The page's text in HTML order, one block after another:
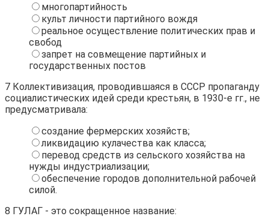
многопартийность
культ личности партийного вождя
реальное осуществление политических прав и
свобод
запрет на совмещение партийных и
государственных постов
7 Коллективизация, проводившаяся в СССР пропаганду
социалистических идей среди крестьян, в 1930-е гг., не
предусматривала:
создание фермерских хозяйств;
ликвидацию кулачества как класса;
перевод средств из сельского хозяйства на
нужды индустриализации;
обеспечение городов дополнительной рабочей
силой.
8 ГУЛАГ - это сокращенное название: